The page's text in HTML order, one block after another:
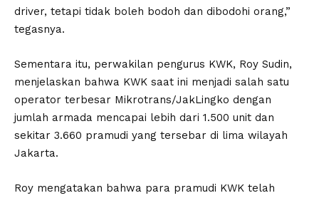
driver, tetapi tidak boleh bodoh dan dibodohi orang,”
tegasnya.
Sementara itu, perwakilan pengurus KWK, Roy Sudin,
menjelaskan bahwa KWK saat ini menjadi salah satu
operator terbesar Mikrotrans/JakLingko dengan
jumlah armada mencapai lebih dari 1.500 unit dan
sekitar 3.660 pramudi yang tersebar di lima wilayah
Jakarta.
Roy mengatakan bahwa para pramudi KWK telah